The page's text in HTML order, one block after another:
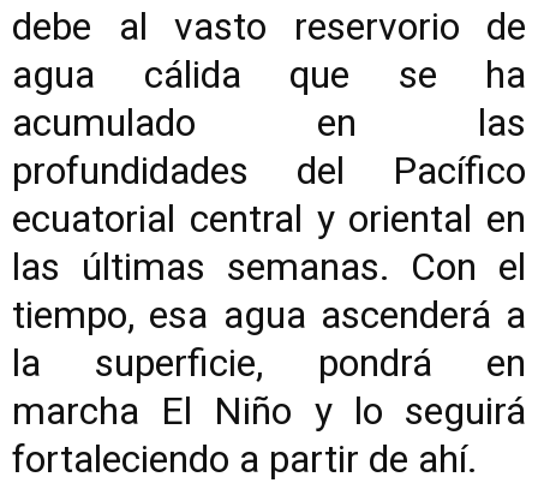
debe al vasto reservorio de
agua cálida que se ha
acumulado en las
profundidades del Pacífico
ecuatorial central y oriental en
las últimas semanas. Con el
tiempo, esa agua ascenderá a
la superficie, pondrá en
marcha El Niño y lo seguirá
fortaleciendo a partir de ahí.